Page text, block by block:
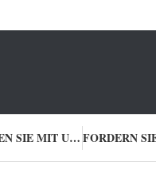
TRETEN SIE MIT UNS IN VERBINDUNG